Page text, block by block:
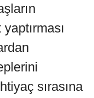
sırasına